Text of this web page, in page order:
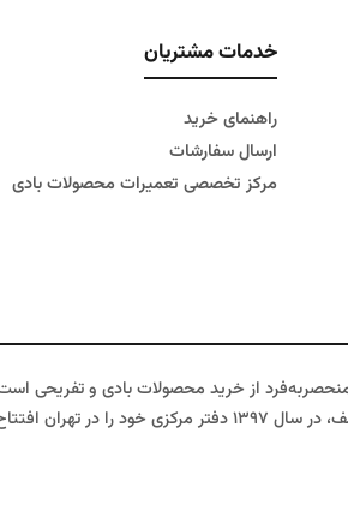
خدمات مشتریان
راهنمای خرید
ارسال سفارشات
مرکز تخصصی تعمیرات محصولات بادی
خود اضافه کردیم.
بادی، قایق بادی، تشک بادی و دیگر